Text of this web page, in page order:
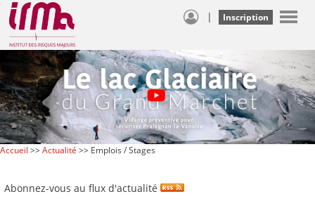
| Inscription
Accueil >>Actualité >> Emplois / Stages
Abonnez-vous au flux d'actualité